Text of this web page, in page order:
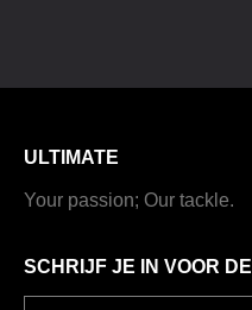
ULTIMATE
Your passion; Our tackle.
SCHRIJF JE IN VOOR